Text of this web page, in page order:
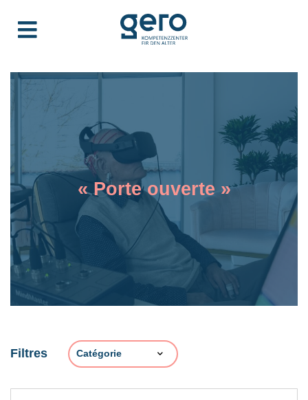
« Porte ouverte »
Filtres